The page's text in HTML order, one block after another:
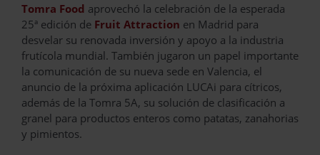
Tomra Food aprovechó la celebración de la esperada
25ª edición de Fruit Attraction en Madrid para
desvelar su renovada inversión y apoyo a la industria
frutícola mundial. También jugaron un papel importante
la comunicación de su nueva sede en Valencia, el
anuncio de la próxima aplicación LUCAi para cítricos,
además de la Tomra 5A, su solución de clasificación a
granel para productos enteros como patatas, zanahorias
y pimientos.